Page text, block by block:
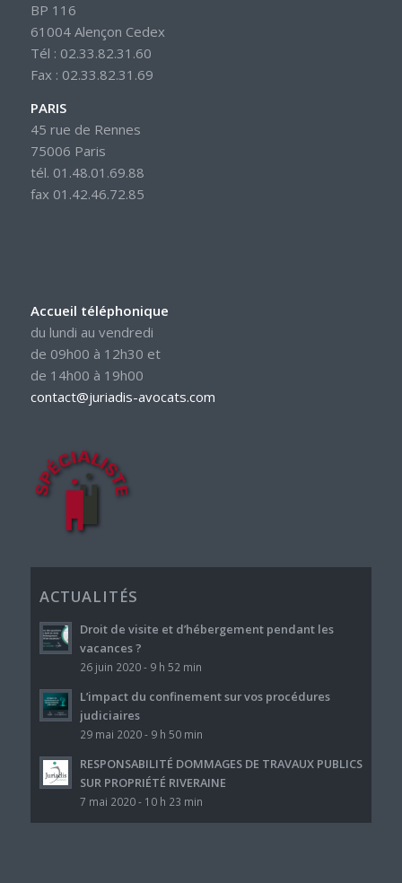
BP 116
61004 Alençon Cedex
Tél : 02.33.82.31.60
Fax : 02.33.82.31.69
PARIS
45 rue de Rennes
75006 Paris
tél. 01.48.01.69.88
fax 01.42.46.72.85
Accueil téléphonique
du lundi au vendredi
de 09h00 à 12h30 et
de 14h00 à 19h00
contact@juriadis-avocats.com
ACTUALITÉS
Droit de visite et d’hébergement pendant les
vacances ?
26 juin 2020 - 9 h 52 min
L’impact du confinement sur vos procédures
judiciaires
29 mai 2020 - 9 h 50 min
RESPONSABILITÉ DOMMAGES DE TRAVAUX PUBLICS
SUR PROPRIÉTÉ RIVERAINE
7 mai 2020 - 10 h 23 min